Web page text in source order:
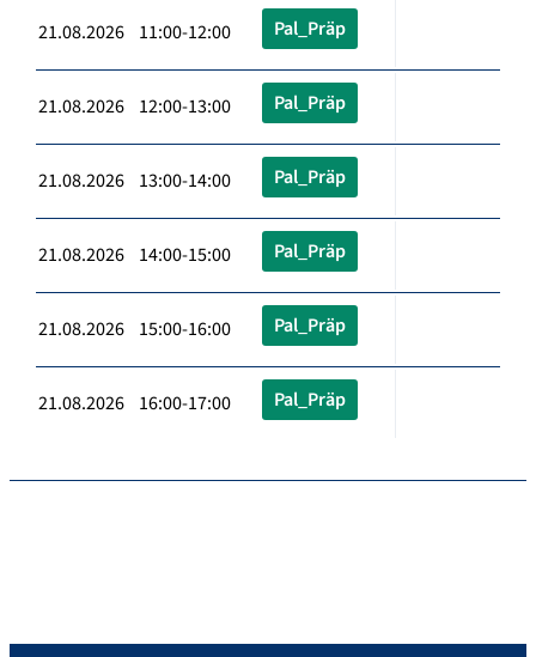
21.08.2026 11:00-12:00 Pal_Präp
21.08.2026 12:00-13:00 Pal_Präp
21.08.2026 13:00-14:00 Pal_Präp
21.08.2026 14:00-15:00 Pal_Präp
21.08.2026 15:00-16:00 Pal_Präp
21.08.2026 16:00-17:00 Pal_Präp